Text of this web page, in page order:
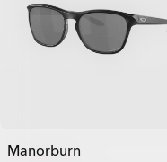
Manorburn